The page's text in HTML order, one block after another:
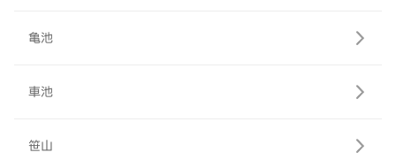
亀池
車池
笹山